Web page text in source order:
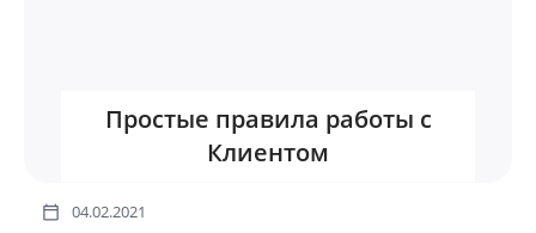
Простые правила работы с
Клиентом
04.02.2021